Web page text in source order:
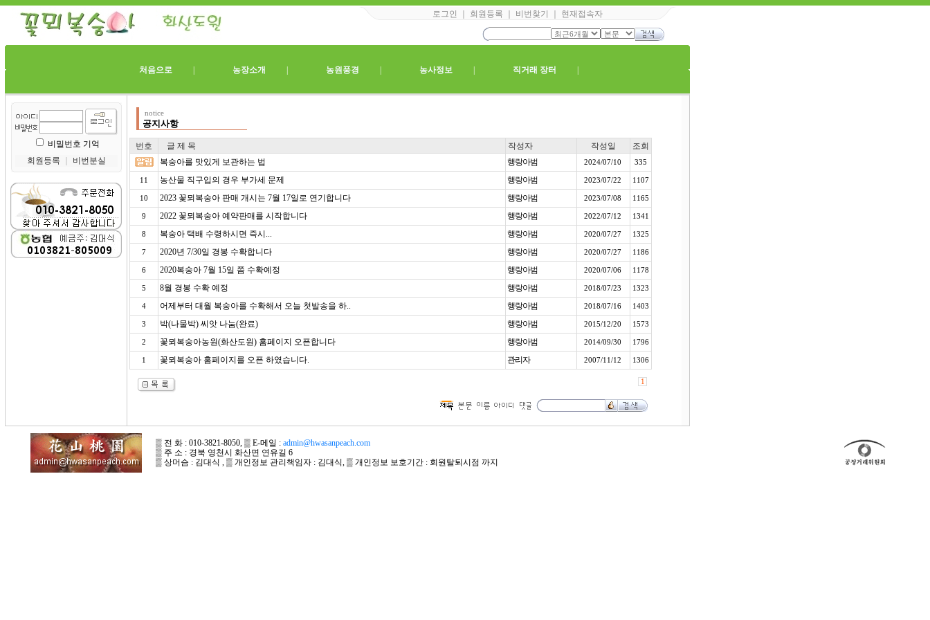
로그인 회원등록 비번찾기 현재접속자
처음으로 농장소개 농원풍경 농사정보 직거래 장터
비밀번호 기억
회원등록
비번분실
notice
공지사항
번호 글 제 목 작성자 작성일
조회
복숭아를 맛있게 보관하는 법
행랑아범 2024/07/10 335
11 농산물 직구입의 경우 부가세 문제 행랑아범 2023/07/22 1107
10 2023 꽃뫼복숭아 판매 개시는 7월 17일로 연기합니다 행랑아범 2023/07/08 1165
9 2022 꽃뫼복숭아 예약판매를 시작합니다 행랑아범 2022/07/12 1341
8 복숭아 택배 수령하시면 즉시... 행랑아범 2020/07/27 1325
7 2020년 7/30일 경봉 수확합니다 행랑아범 2020/07/27 1186
6 2020복숭아 7월 15일 쯤 수확예정 행랑아범 2020/07/06 1178
5 8월 경봉 수확 예정 행랑아범 2018/07/23 1323
4 어제부터 대월 복숭아를 수확해서 오늘 첫발송을 하.. 행랑아범 2018/07/16 1403
3 박(나물박) 씨앗 나눔(완료) 행랑아범 2015/12/20 1573
2 꽃뫼복숭아농원(화산도원) 홈페이지 오픈합니다 행랑아범 2014/09/30 1796
1 꽃뫼복숭아 홈페이지를 오픈 하였습니다. 관리자 2007/11/12 1306
1
▒ 전 화 : 010-3821-8050, ▒ E-메일 : admin@hwasanpeach.com
▒ 주 소 : 경북 영천시 화산면 연유길 6
▒ 상머슴 : 김대식 , ▒ 개인정보 관리책임자 : 김대식, ▒ 개인정보 보호기간 : 회원탈퇴시점 까지